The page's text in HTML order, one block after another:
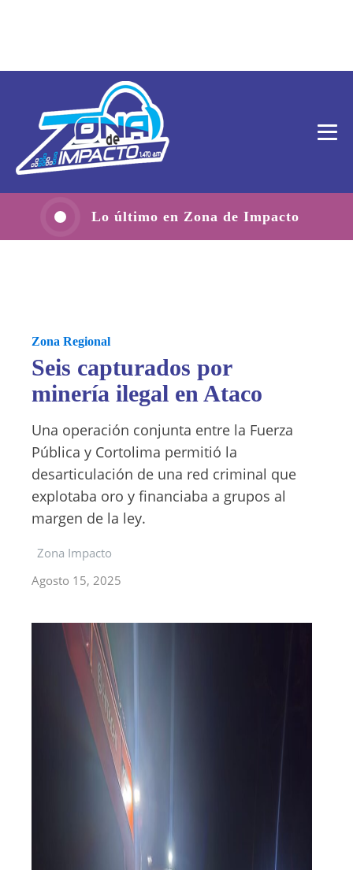
Lo último en Zona de Impacto
Zona Regional
Seis capturados por
minería ilegal en Ataco
Una operación conjunta entre la Fuerza
Pública y Cortolima permitió la
desarticulación de una red criminal que
explotaba oro y financiaba a grupos al
margen de la ley.
Zona Impacto
Agosto 15, 2025